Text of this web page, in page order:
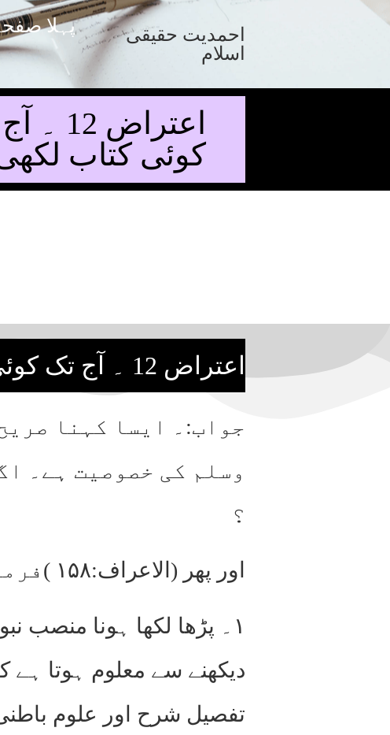
پہلا
احمدیت حقیقی
اسلام
کوئی کتاب
اعتراض 12 ۔ آج تک کوئی نبی لکھا پڑھا نہیں آیا اور نہ کسی نبی نے کوئی کتاب لکھی۔
جواب:۔ ایسا کہنا
وسلم کی خصوصیت ہے۔
؟
اور پھر (الاعراف:۱۵۸ )فرمانے کی کیا ضرورت تھی ؟ چنانچہ لکھا ہے:۔
۱۔ پڑھا لکھا ہونا
دیکھنے سے معلوم ہوتا
تفصیل شرح اور علوم